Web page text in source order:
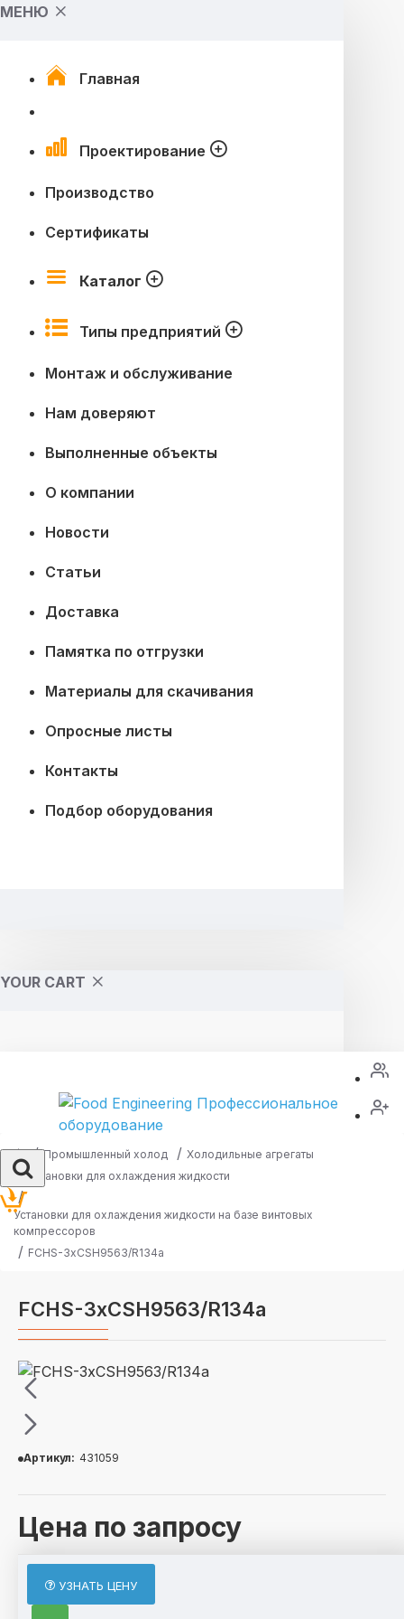
МЕНЮ
Главная
Проектирование
Производство
Сертификаты
Каталог
Типы предприятий
Монтаж и обслуживание
Нам доверяют
Выполненные объекты
О компании
Новости
Статьи
Доставка
Памятка по отгрузки
Материалы для скачивания
Опросные листы
Контакты
Подбор оборудования
YOUR CART
Промышленный холод
Холодильные агрегаты
Установки для охлаждения жидкости
Установки для охлаждения жидкости на базе винтовых
компрессоров
FCHS-3хCSH9563/R134a
FCHS-3хCSH9563/R134a
Цена по запросу
Артикул: 431059
УЗНАТЬ ЦЕНУ
ОПИСАНИЕ